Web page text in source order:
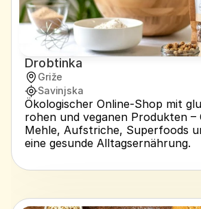
Drobtinka
Griže
Savinjska
Ökologischer Online-Shop mit
rohen und veganen Produkten –
Mehle, Aufstriche, Superfoods
eine gesunde Alltagsernährung.